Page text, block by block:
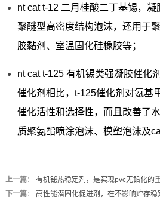
nt cat t-12 二月桂酸二丁基锡，
聚醚型高密度结构泡沫，还用于
胶黏剂、室温固化硅橡胶等；
nt cat t-125 有机锡类强凝胶催化
催化剂相比，t-125催化剂对氨基
催化活性和选择性，而且改善了
质聚氨酯喷涂泡沫、模塑泡沫及
上一篇： 有机铋热稳定剂，是实现pvc无铅化的
下一篇： 高性能潜固化促进剂，在不影响贮存